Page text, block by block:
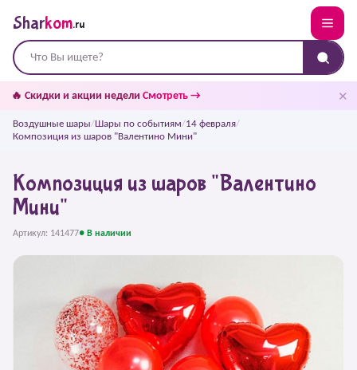
Sharkom.ru
🔥 Скидки и акции недели Смотреть → ✕
Воздушные шары/Шары по событиям/14 февраля/
Композиция из шаров "Валентино Мини"
Композиция из шаров "Валентино
Мини"
Артикул: 141477● В наличии